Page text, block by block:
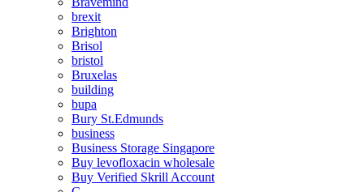
brexit
Brighton
Brisol
bristol
Bruxelas
building
bupa
Bury St.Edmunds
business
Business Storage Singapore
Buy levofloxacin wholesale
Buy Verified Skrill Account